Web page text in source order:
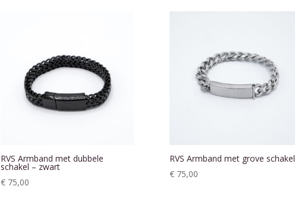
RVS Armband met dubbele
schakel – zwart
€75,00
RVS Armband met grove schakel
€75,00